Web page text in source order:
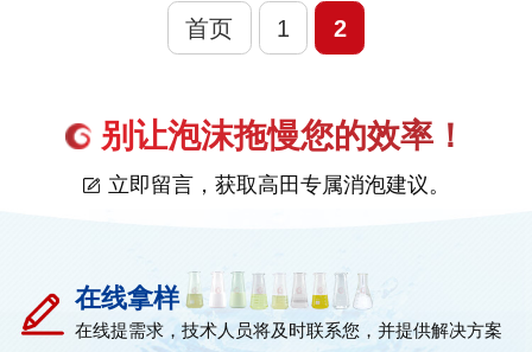
首页 1 2
别让泡沫拖慢您的效率！
立即留言，获取高田专属消泡建议。
在线拿样
在线提需求，技术人员将及时联系您，并提供解决方案